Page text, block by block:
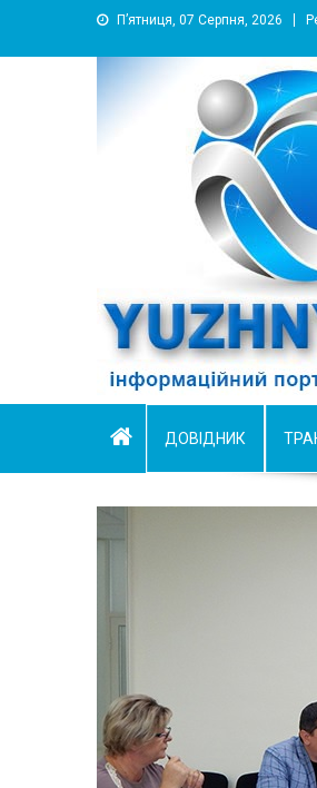
П’ятниця, 07 Серпня, 2026
информационный
ДОВІДНИК